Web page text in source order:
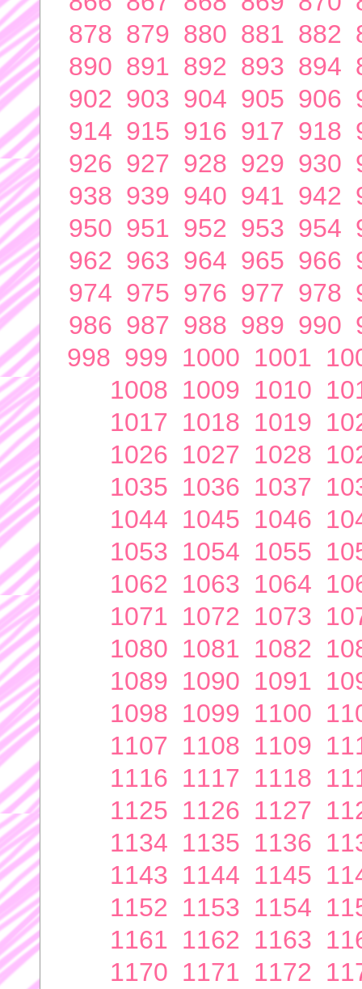
878 879 880 881 882
890 891 892 893 894
902 903 904 905 906
914 915 916 917 918
926 927 928 929 930
938 939 940 941 942
950 951 952 953 954
962 963 964 965 966
974 975 976 977 978
986 987 988 989 990
998 999 1000 1001
1008 1009 1010
1017 1018 1019
1026 1027 1028
1035 1036 1037
1044 1045 1046
1053 1054 1055
1062 1063 1064
1071 1072 1073
1080 1081 1082
1089 1090 1091
1098 1099 1100
1107 1108 1109
1116 1117 1118
1125 1126 1127
1134 1135 1136
1143 1144 1145
1152 1153 1154
1161 1162 1163
1170 1171 1172